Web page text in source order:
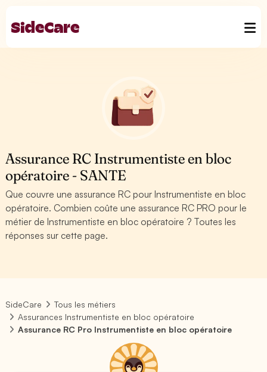
Assurance RC Instrumentiste en bloc
opératoire - SANTE
Que couvre une assurance RC pour Instrumentiste en bloc
opératoire. Combien coûte une assurance RC PRO pour le
métier de Instrumentiste en bloc opératoire ? Toutes les
réponses sur cette page.
SideCare
Tous les métiers
Assurances Instrumentiste en bloc opératoire
Assurance RC Pro Instrumentiste en bloc opératoire